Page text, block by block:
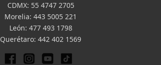
CDMX: 55 4747 2705
Morelia: 443 5005 221
León: 477 493 1798
Querétaro: 442 402 1569